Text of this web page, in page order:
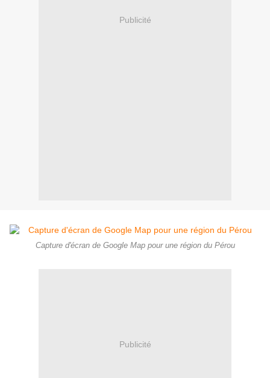
Publicité
Capture d'écran de Google Map pour une région du Pérou
Publicité